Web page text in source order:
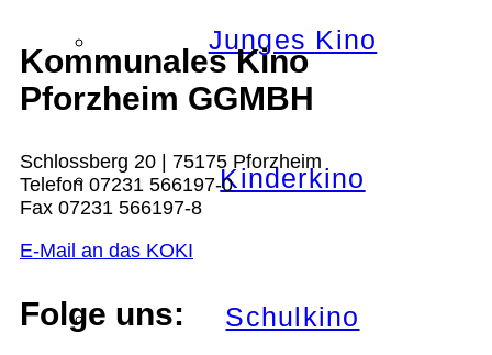
Junges Kino
Kinderkino
Schulkino
Kommunales Kino
Pforzheim GGMBH
Schlossberg 20 | 75175 Pforzheim
Telefon 07231 566197-0
Fax 07231 566197-8
E-Mail an das KOKI
Folge uns: